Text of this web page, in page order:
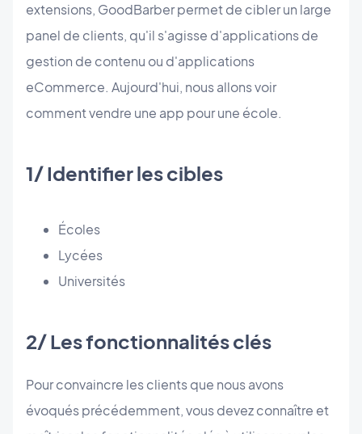
extensions, GoodBarber permet de cibler un large
panel de clients, qu'il s'agisse d'applications de
gestion de contenu ou d'applications
eCommerce. Aujourd'hui, nous allons voir
comment vendre une app pour une école.
1/ Identifier les cibles
Écoles
Lycées
Universités
2/ Les fonctionnalités clés
Pour convaincre les clients que nous avons
évoqués précédemment, vous devez connaître et